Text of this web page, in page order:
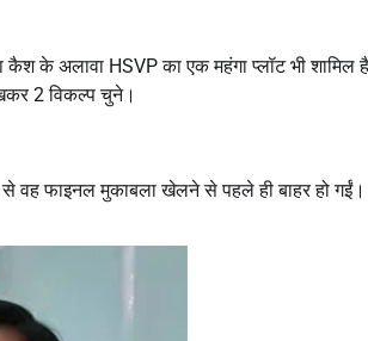
कैश के अलावा HSVP का एक महंगा प्लॉट भी शामिल
2 विकल्प चुने।
वह फाइनल मुकाबला खेलने से पहले ही बाहर हो